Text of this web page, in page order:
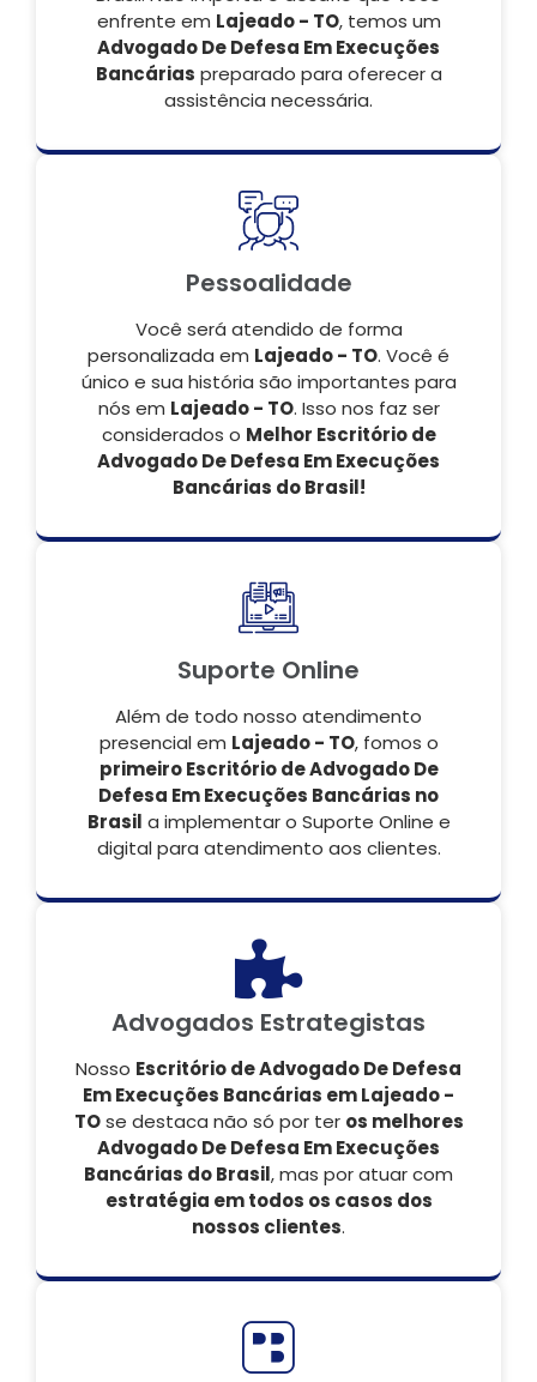
enfrente em Lajeado - TO, temos um
Advogado De Defesa Em Execuções
Bancárias preparado para oferecer a
assistência necessária.
Pessoalidade
Você será atendido de forma
personalizada em Lajeado - TO. Você é
único e sua história são importantes para
nós em Lajeado - TO. Isso nos faz ser
considerados o Melhor Escritório de
Advogado De Defesa Em Execuções
Bancárias do Brasil!
Suporte Online
Além de todo nosso atendimento
presencial em Lajeado - TO, fomos o
primeiro Escritório de Advogado De
Defesa Em Execuções Bancárias no
Brasil a implementar o Suporte Online e
digital para atendimento aos clientes.
Advogados Estrategistas
Nosso Escritório de Advogado De Defesa
Em Execuções Bancárias em Lajeado -
TOse destaca não só por ter os melhores
Advogado De Defesa Em Execuções
Bancárias do Brasil, mas por atuar com
estratégia em todos os casos dos
nossos clientes.